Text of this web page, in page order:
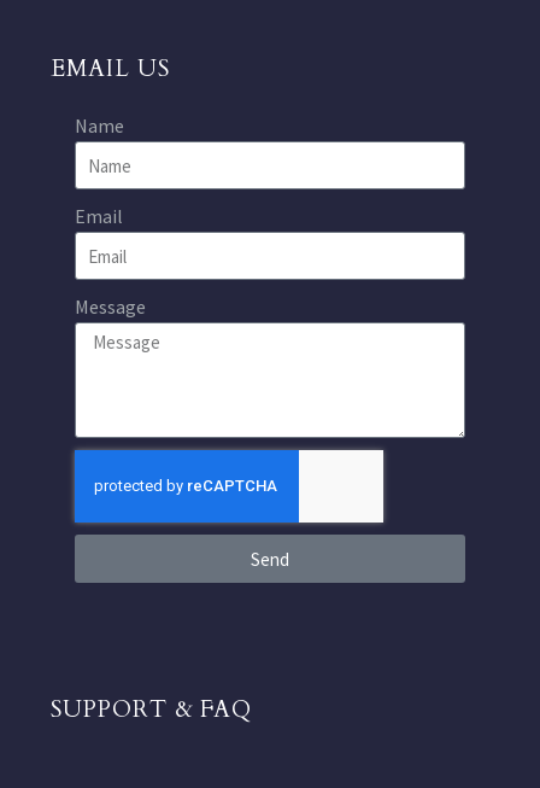
EMAIL US
Name
Email
Message
Send
SUPPORT & FAQ